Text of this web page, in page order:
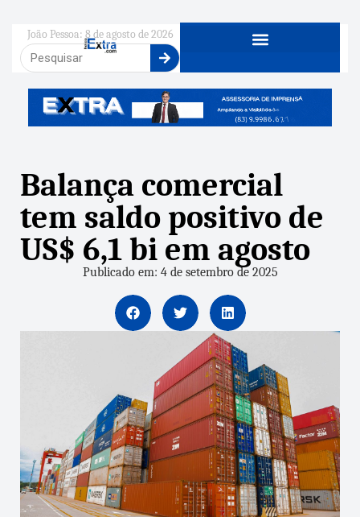
João Pessoa: 8 de agosto de 2026
Balança comercial
tem saldo positivo de
US$ 6,1 bi em agosto
Publicado em: 4 de setembro de 2025